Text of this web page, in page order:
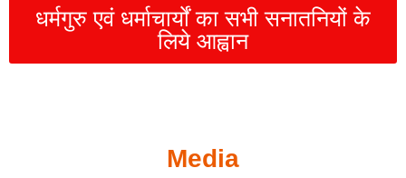
धर्मगुरु एवं धर्माचार्यों का सभी सनातनियों के
लिये आह्वान
Media